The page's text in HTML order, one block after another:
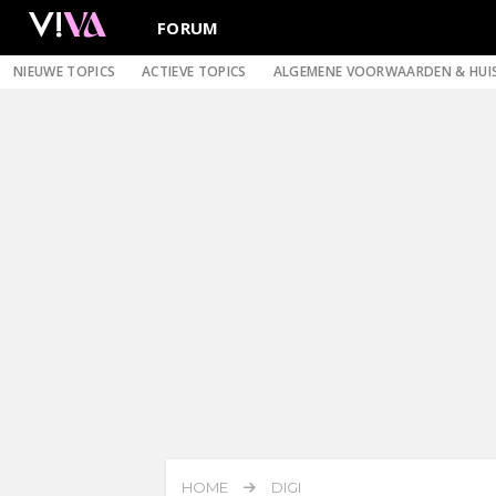
FORUM
NIEUWE TOPICS ACTIEVE TOPICS ALGEMENE VOORWAARDEN &
HOME DIGI